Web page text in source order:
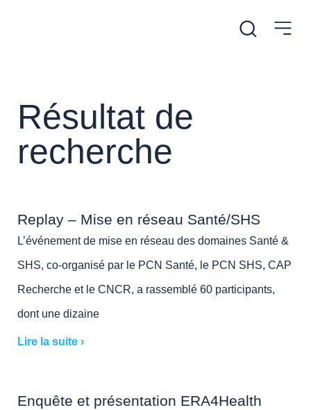
Résultat de
recherche
Replay – Mise en réseau Santé/SHS
L’événement de mise en réseau des domaines Santé &
SHS, co-organisé par le PCN Santé, le PCN SHS, CAP
Recherche et le CNCR, a rassemblé 60 participants,
dont une dizaine
Lire la suite ›
Enquête et présentation ERA4Health